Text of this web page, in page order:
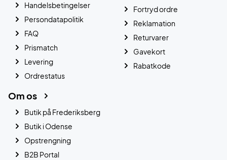
Handelsbetingelser
Persondatapolitik
FAQ
Prismatch
Levering
Ordrestatus
Fortryd ordre
Reklamation
Returvarer
Gavekort
Rabatkode
Om os
Butik på Frederiksberg
Butik i Odense
Opstrengning
B2B Portal